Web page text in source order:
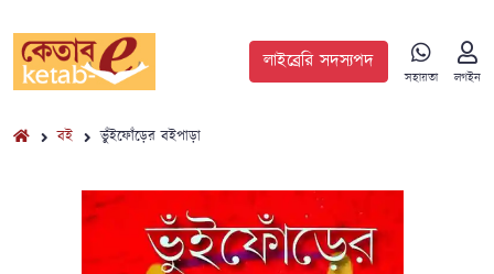
লাইব্রেরি সদস্যপদ
সহায়তা লগইন
বই ভুঁইফোঁড়ের বইপাড়া